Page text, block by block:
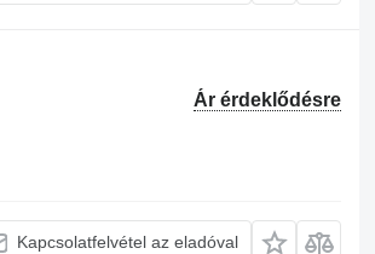
Ár érdeklődésre
Kapcsolatfelvétel az eladóval